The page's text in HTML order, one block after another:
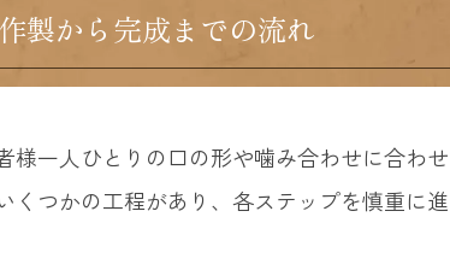
製から完成までの流れ
様一人ひとりの口の形や噛み合わせに合わせ
くつかの工程があり、各ステップを慎重に